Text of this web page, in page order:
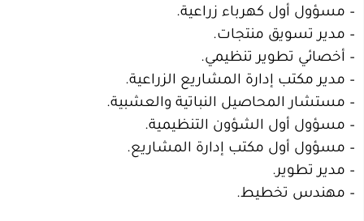
– مسؤول أول كهرباء زراعية.
– مدير تسويق منتجات.
– أخصائي تطوير تنظيمي.
– مدير مكتب إدارة المشاريع الزراعية.
– مستشار المحاصيل النباتية والعشبية.
– مسؤول أول الشؤون التنظيمية.
– مسؤول أول مكتب إدارة المشاريع.
– مدير تطوير.
– مهندس تخطيط.